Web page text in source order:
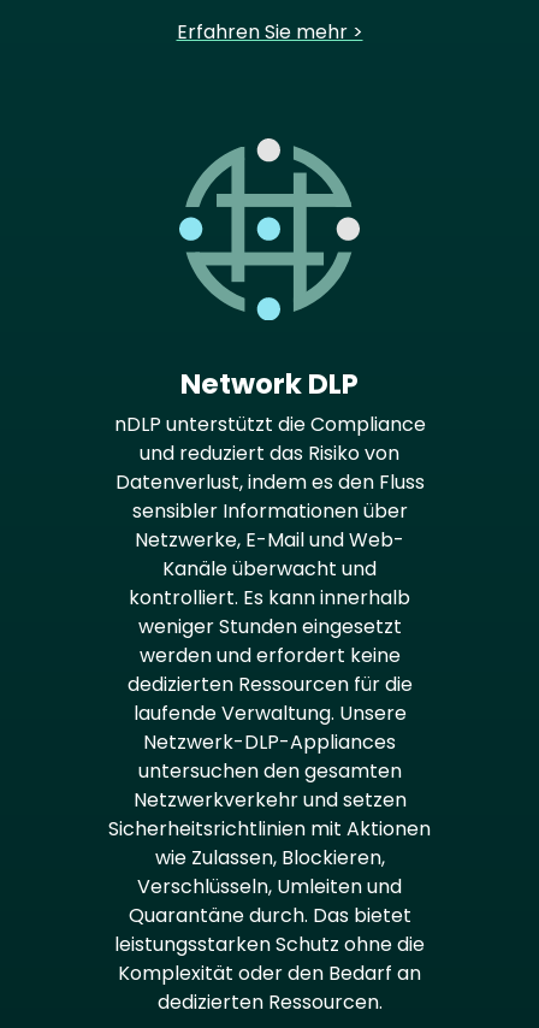
Erfahren Sie mehr >
Network DLP
nDLP unterstützt die Compliance
und reduziert das Risiko von
Datenverlust, indem es den Fluss
sensibler Informationen über
Netzwerke, E-Mail und Web-
Kanäle überwacht und
kontrolliert. Es kann innerhalb
weniger Stunden eingesetzt
werden und erfordert keine
dedizierten Ressourcen für die
laufende Verwaltung. Unsere
Netzwerk-DLP-Appliances
untersuchen den gesamten
Netzwerkverkehr und setzen
Sicherheitsrichtlinien mit Aktionen
wie Zulassen, Blockieren,
Verschlüsseln, Umleiten und
Quarantäne durch. Das bietet
leistungsstarken Schutz ohne die
Komplexität oder den Bedarf an
dedizierten Ressourcen.